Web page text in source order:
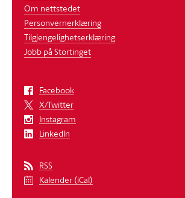
Om nettstedet
Personvernerklæring
Tilgjengelighetserklæring
Jobb på Stortinget
Facebook
X/Twitter
Instagram
LinkedIn
RSS
Kalender (iCal)